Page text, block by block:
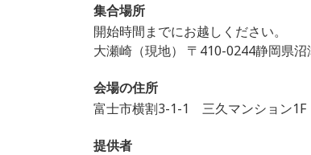
集合場所
開始時間までにお越しください。
大瀬崎（現地） 〒410-0244静岡県
会場の住所
富士市横割3-1-1 三久マンション1F
提供者